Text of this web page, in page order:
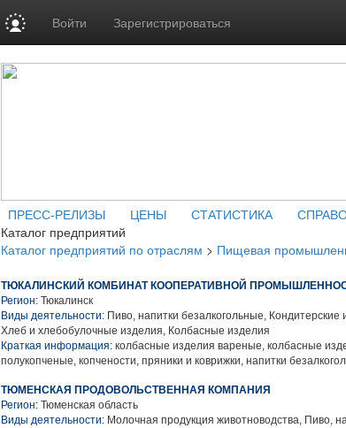
Войти Зарегистрироваться
ПРЕСС-РЕЛИЗЫ ЦЕНЫ СТАТИСТИКА
Каталог предприятий
Каталог предприятий по отраслям > Пищевая
ТЮКАЛИНСКИЙ КОМБИНАТ КООПЕРАТИВНОЙ
Регион: Тюкалинск
Виды деятельности: Пиво, напитки безалкогольные,
Хлеб и хлебобулочные изделия, Колбасные изделия
Краткая информация: колбасные изделия вареные, колбасные
полукопченые, копчености, пряники и коврижки, напитки
ТЮМЕНСКАЯ ПРОДОВОЛЬСТВЕННАЯ КОМПАНИЯ
Регион: Тюменская область
Виды деятельности: Молочная продукция животноводства, Пиво,